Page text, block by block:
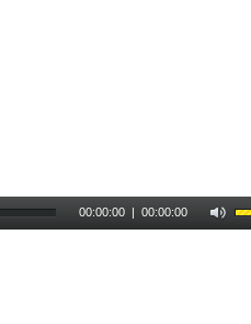
00:00:00 | 00:00:00